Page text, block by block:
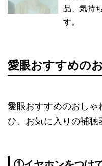
品、気持
す。
愛眼おすすめの
愛眼おすすめのおし
ひ、お気に入りの補聴